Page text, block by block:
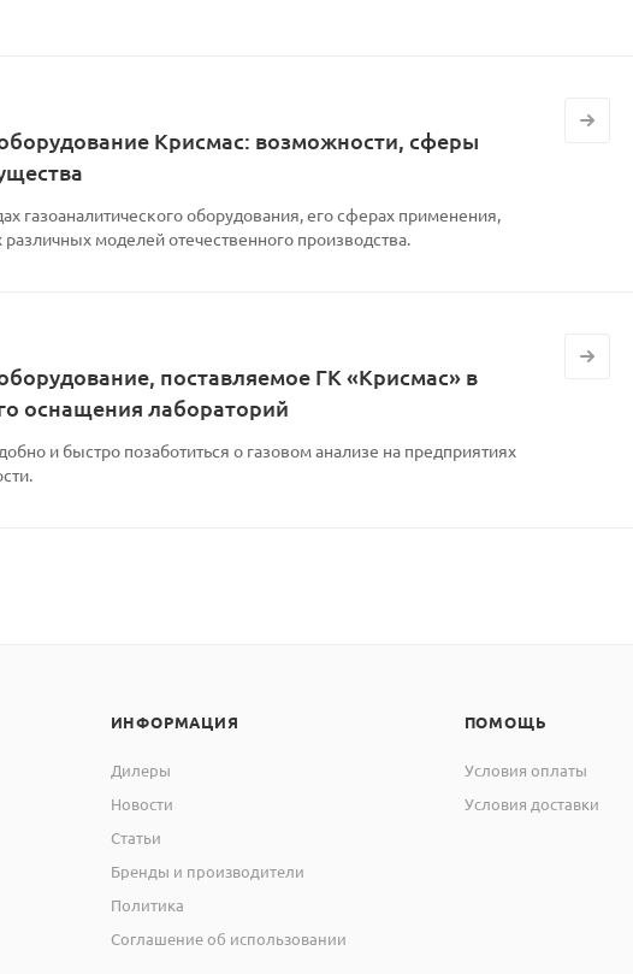
Крисмас: возможности, сферы
газоаналитического оборудования, его сферах применения,
моделей отечественного производства.
поставляемое ГК «Крисмас» в
оснащения лабораторий
и быстро позаботиться о газовом анализе на предприятиях
ИНФОРМАЦИЯ
Дилеры
Новости
Статьи
Бренды и производители
Политика
Соглашение об использовании
ПОМОЩЬ
Условия оплаты
Условия доставки